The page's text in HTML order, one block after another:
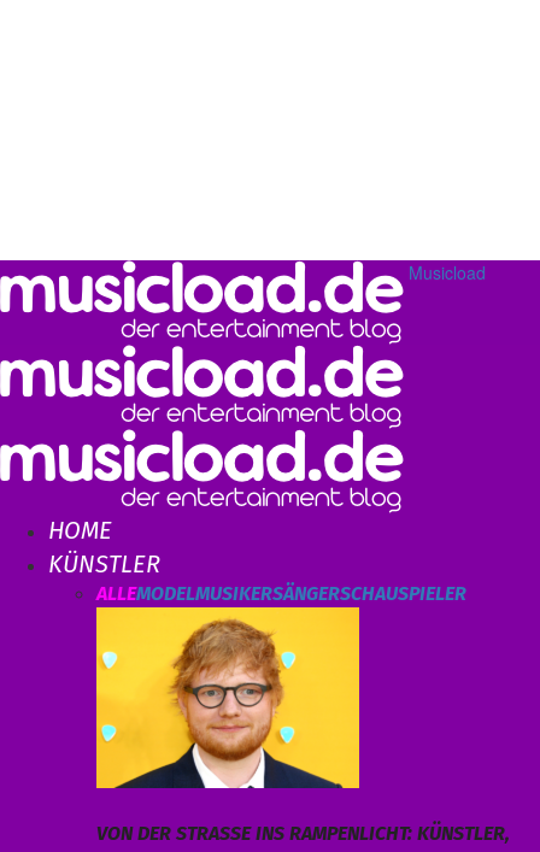
Musicload
HOME
KÜNSTLER
ALLEMODELMUSIKERSÄNGERSCHAUSPIELER
VON DER STRASSE INS RAMPENLICHT: KÜNSTLER, D